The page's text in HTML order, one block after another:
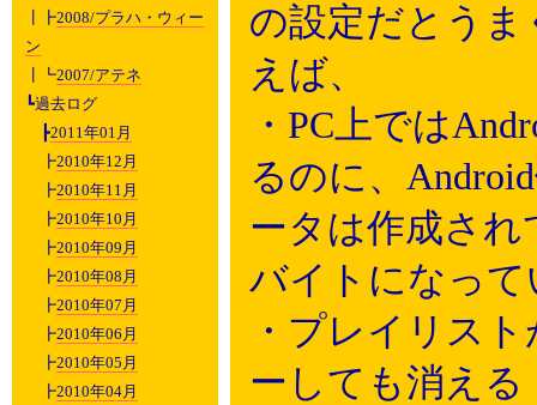
┃┣2008/プラハ・ウィー
ン
┃┗2007/アテネ
┗過去ログ
┣2011年01月
┣2010年12月
┣2010年11月
┣2010年10月
┣2010年09月
┣2010年08月
┣2010年07月
┣2010年06月
┣2010年05月
┣2010年04月
の設定だとう
えば、
・PC上では
るのに、
ータは作成さ
バイトになって
・プレイリス
ーしても消える